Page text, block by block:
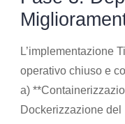
L’implementazione
operativo chiuso e
a)
Dockerizzazione del